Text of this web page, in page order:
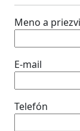
Meno a
E-mail
Telefón